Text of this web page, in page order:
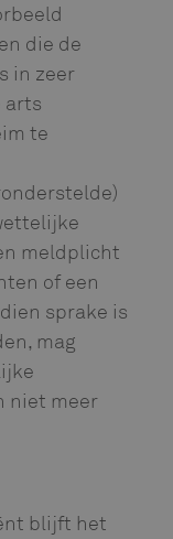
die de
in zeer
arts
te
meldplicht
of een
sprake is
mag
niet meer
blijft het